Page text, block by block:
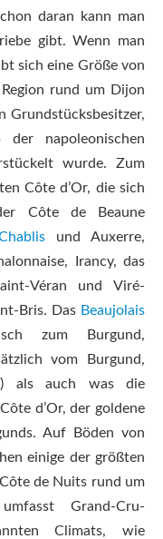
daran kann man
gibt. Wenn man
sich eine Größe von
rund um Dijon
Grundstücksbesitzer,
napoleonischen
wurde. Zum
Côte d’Or, die sich
Côte de Beaune
und Auxerre,
Irancy, das
Véran und Viré-
Bris. Das Beaujolais
zum Burgund,
vom Burgund,
als auch was die
d’Or, der goldene
Auf Böden von
einige der größten
de Nuits rund um
Grand-Cru-
Climats, wie